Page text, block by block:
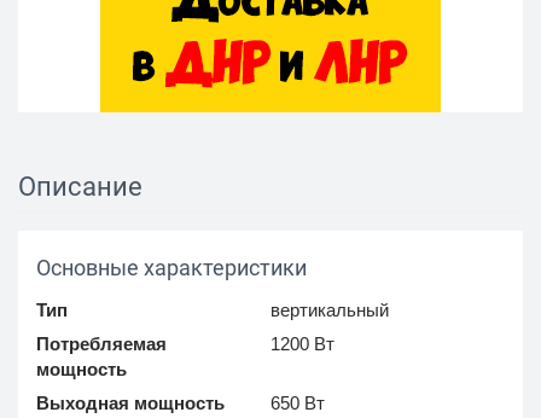
Описание
Основные характеристики
Тип
вертикальный
Потребляемая
мощность
1200 Вт
Выходная мощность
650 Вт